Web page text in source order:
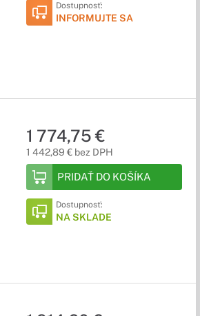
Dostupnosť:
INFORMUJTE SA
1 774,75 €
1 442,89 € bez DPH
PRIDAŤ DO KOŠÍKA
Dostupnosť:
NA SKLADE